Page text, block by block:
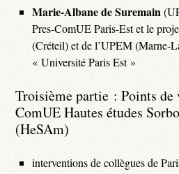
Marie-Albane de Suremain
Pres-ComUE Paris-Est et le
(Créteil) et de l’UPEM (Marne-
« Université Paris Est »
Troisième partie : Points de
ComUE Hautes études
(HeSAm)
interventions de collègues de